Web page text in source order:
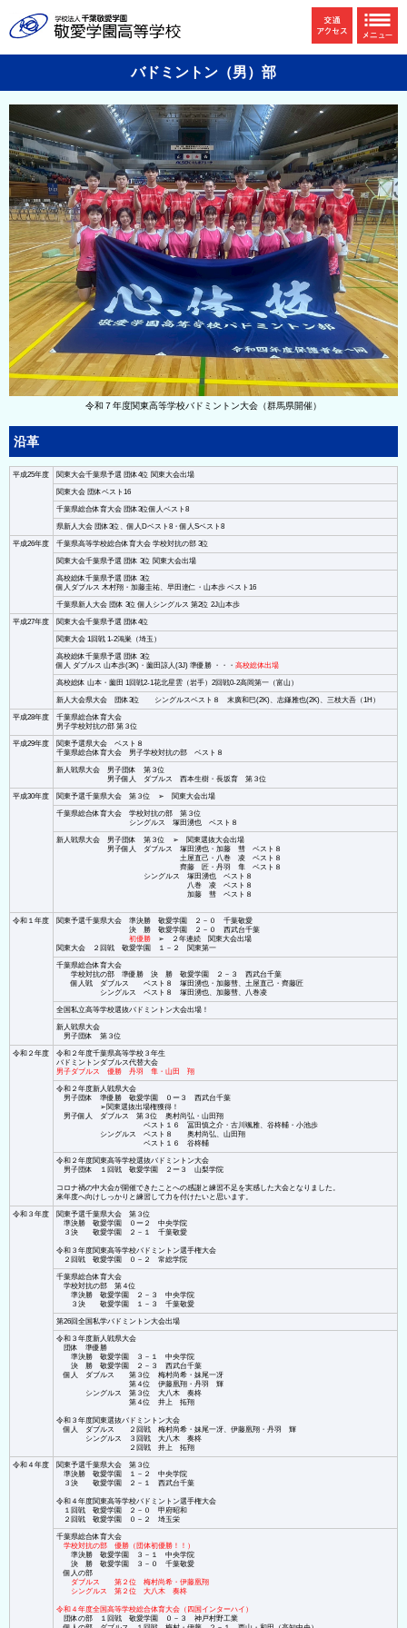
バドミントン（男）部
令和７年度関東高等学校バドミントン大会（群馬県開催）
沿革
平成25年度 関東大会千葉県予選 団体4位 関東大会出場
関東大会 団体ベスト16
千葉県総合体育大会 団体3位個人ベスト8
県新人大会 団体3位、個人Dベスト8・個人Sベスト8
平成26年度 千葉県高等学校総合体育大会 学校対抗の部 3位
関東大会千葉県予選 団体 3位 関東大会出場
高校総体千葉県予選 団体 3位
個人ダブルス 木村翔・加藤圭祐、早田達仁・山本歩 ベスト16
千葉県新人大会 団体 3位 個人シングルス 第2位 2J山本歩
平成27年度 関東大会千葉県予選 団体4位
関東大会 1回戦 1-2鴻巣（埼玉）
高校総体千葉県予選 団体 3位
個人 ダブルス 山本歩(3K)・薗田諒人(3J) 準優勝 ・・・ 高校総体出場
高校総体 山本・薗田 1回戦2-1花北星雲（岩手）2回戦0-2高岡第一（富山）
新人大会県大会 団体3位 シングルスベスト８ 末廣和巳(2K)、志鎌雅也(2K)、三枝大吾（1H）
平成28年度
千葉県総合体育大会
男子学校対抗の部 第３位
平成29年度
関東予選県大会 ベスト８
千葉県総合体育大会 男子学校対抗の部 ベスト８
新人戦県大会 男子団体 第３位
男子個人 ダブルス 西本生樹・長坂育 第３位
平成30年度 関東予選千葉県大会 第３位 ➢ 関東大会出場
千葉県総合体育大会 学校対抗の部 第３位
シングルス 塚田湧也 ベスト８
新人戦県大会 男子団体 第３位 ➢ 関東選抜大会出場
男子個人 ダブルス 塚田湧也・加藤 彗 ベスト８
土屋直己・八巻 凌 ベスト８
齊藤 匠・丹羽 隼 ベスト８
シングルス 塚田湧也 ベスト８
八巻 凌 ベスト８
加藤 彗 ベスト８
令和１年度
関東予選千葉県大会 準決勝 敬愛学園 ２－０ 千葉敬愛
決 勝 敬愛学園 ２－０ 西武台千葉
初優勝 ➢ ２年連続 関東大会出場
関東大会 ２回戦 敬愛学園 １－２ 関東第一
千葉県総合体育大会
学校対抗の部 準優勝 決 勝 敬愛学園 ２－３ 西武台千葉
個人戦 ダブルス ベスト８ 塚田湧也・加藤彗、土屋直己・齊藤匠
シングルス ベスト８ 塚田湧也、加藤彗、八巻凌
全国私立高等学校選抜バドミントン大会出場！
新人戦県大会
男子団体 第３位
令和２年度
令和２年度千葉県高等学校３年生
バドミントンダブルス代替大会
男子ダブルス 優勝 丹羽 隼・山田 翔
令和２年度新人戦県大会
男子団体 準優勝 敬愛学園 ０ー３ 西武台千葉
➢関東選抜出場権獲得！
男子個人 ダブルス 第３位 奥村尚弘・山田翔
ベスト１６ 冨田慎之介・古川颯雅、谷柊輔・小池歩
シングルス ベスト８ 奥村尚弘、山田翔
ベスト１６ 谷柊輔
令和２年度関東高等学校選抜バドミントン大会
男子団体 １回戦 敬愛学園 ２ー３ 山梨学院
コロナ禍の中大会が開催できたことへの感謝と練習不足を実感した大会となりました。
来年度へ向けしっかりと練習して力を付けたいと思います。
令和３年度
関東予選千葉県大会 第３位
準決勝 敬愛学園 ０ー２ 中央学院
３決 敬愛学園 ２－１ 千葉敬愛
令和３年度関東高等学校バドミントン選手権大会
２回戦 敬愛学園 ０－２ 常総学院
千葉県総合体育大会
学校対抗の部 第４位
準決勝 敬愛学園 ２－３ 中央学院
３決 敬愛学園 １－３ 千葉敬愛
第26回全国私学バドミントン大会出場
令和３年度新人戦県大会
団体 準優勝
準決勝 敬愛学園 ３－１ 中央学院
決 勝 敬愛学園 ２－３ 西武台千葉
個人 ダブルス 第３位 梅村尚希・妹尾一冴
第４位 伊藤凰翔・丹羽 輝
シングルス 第３位 大八木 奏柊
第４位 井上 拓翔
令和３年度関東選抜バドミントン大会
個人 ダブルス ２回戦 梅村尚希・妹尾一冴、伊藤凰翔・丹羽 輝
シングルス ３回戦 大八木 奏柊
２回戦 井上 拓翔
令和４年度
関東予選千葉県大会 第３位
準決勝 敬愛学園 １－２ 中央学院
３決 敬愛学園 ２－１ 西武台千葉
令和４年度関東高等学校バドミントン選手権大会
１回戦 敬愛学園 ２－０ 甲府昭和
２回戦 敬愛学園 ０－２ 埼玉栄
千葉県総合体育大会
学校対抗の部 優勝（団体初優勝！！）
準決勝 敬愛学園 ３－１ 中央学院
決 勝 敬愛学園 ３－０ 千葉敬愛
個人の部
ダブルス 第２位 梅村尚希・伊藤凰翔
シングルス 第２位 大八木 奏柊
令和４年度全国高等学校総合体育大会（四国インターハイ）
団体の部 １回戦 敬愛学園 ０－３ 神戸村野工業